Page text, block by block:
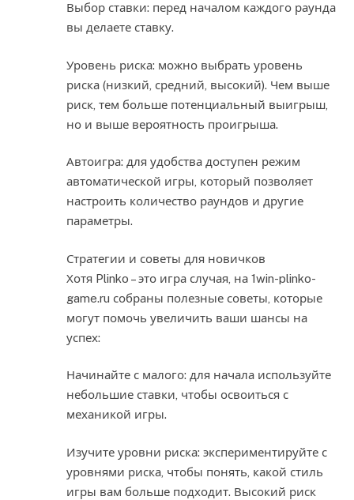
Выбор ставки: перед началом каждого раунда
вы делаете ставку.
Уровень риска: можно выбрать уровень
риска (низкий, средний, высокий). Чем выше
риск, тем больше потенциальный выигрыш,
но и выше вероятность проигрыша.
Автоигра: для удобства доступен режим
автоматической игры, который позволяет
настроить количество раундов и другие
параметры.
Стратегии и советы для новичков
Хотя Plinko – это игра случая, на 1win-plinko-
game.ru собраны полезные советы, которые
могут помочь увеличить ваши шансы на
успех:
Начинайте с малого: для начала используйте
небольшие ставки, чтобы освоиться с
механикой игры.
Изучите уровни риска: экспериментируйте с
уровнями риска, чтобы понять, какой стиль
игры вам больше подходит. Высокий риск